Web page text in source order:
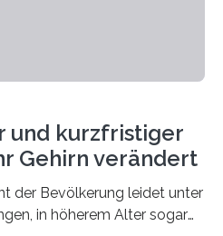
und kurzfristiger
Gehirn verändert
der Bevölkerung leidet unter
in höherem Alter sogar